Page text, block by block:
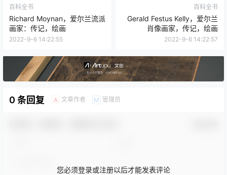
百科全书
Richard Moynan，爱尔兰流派
画家：传记，绘画
2022-9-6 14:22:55
百科全书
Gerald Festus Kelly，爱尔兰
肖像画家，传记，绘画
2022-9-6 14:22:57
0 条回复 A 文章作者 M 管理员
您必须登录或注册以后才能发表评论